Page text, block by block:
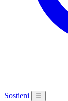
Sostieni ☰